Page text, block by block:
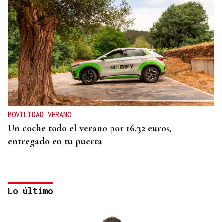
MOVILIDAD VERANO
Un coche todo el verano por 16.32 euros,
entregado en tu puerta
Lo último